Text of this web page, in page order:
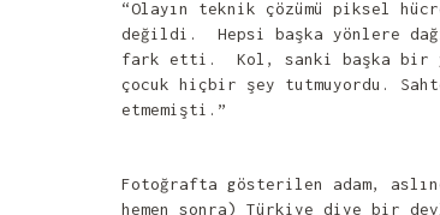
“Olayın teknik çözümü piksel
değildi. Hepsi başka yönlere
fark etti. Kol, sanki başka bir
çocuk hiçbir şey tutmuyordu.
etmemişti.”
Fotoğrafta gösterilen adam,
hemen sonra) Türkiye diye bir